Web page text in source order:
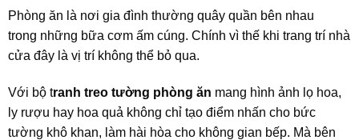
Phòng ăn là nơi gia đình thường quây quần bên nhau
trong những bữa cơm ấm cúng. Chính vì thế khi trang trí nhà
cửa đây là vị trí không thể bỏ qua.
Với bộ tranh treo tường phòng ăn mang hình ảnh lọ hoa,
ly rượu hay hoa quả không chỉ tạo điểm nhấn cho bức
tường khô khan, làm hài hòa cho không gian bếp. Mà bên